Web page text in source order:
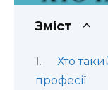
Зміст
Хто
професії